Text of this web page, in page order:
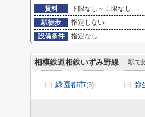
賃料
下限なし～上限なし
駅徒歩
指定しない
設備条件
指定なし
相模鉄道相鉄いずみ野線 駅で
緑園都市(3) 弥